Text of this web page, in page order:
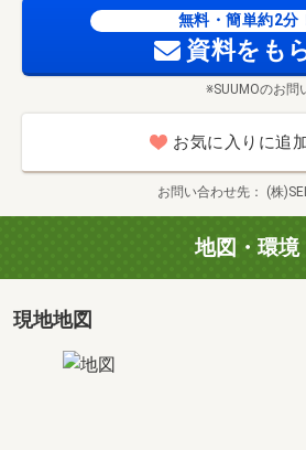
(２) じっくり見学コース （
〇物件説明に加え、周辺環境や
(３) 納得見学コース (90
〇複数物件のご案内に加え、住宅
オプション工事について詳しく
〇購入前の不安や疑問をお気軽に
※ 上記(１)～(４)の中からご希望の
無料・簡単約2分
資料をも
※SUUMOのお問
お気に入りに追
お問い合わせ先 (株
地図・環境
現地地図